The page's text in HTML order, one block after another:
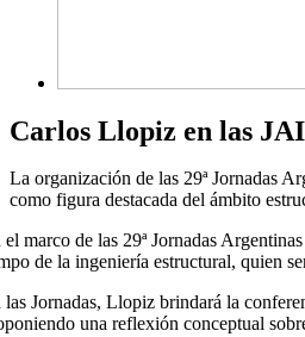
Carlos Llopiz en las
La organización de las 29ª Jornadas
como figura destacada del ámbito
el marco de las 29ª Jornadas
de la ingeniería estructural, quien
las Jornadas, Llopiz brindará la
una reflexión conceptual